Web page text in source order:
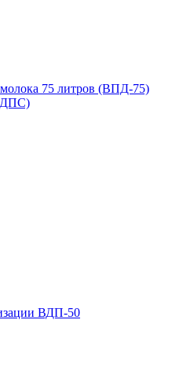
молока 75 литров (ВПД-75)
ВДП-50